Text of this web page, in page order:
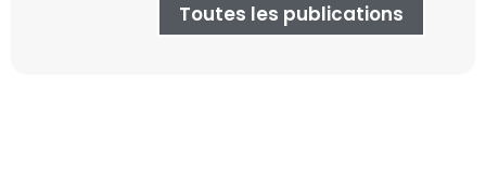
Toutes les publications